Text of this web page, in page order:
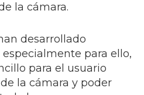
la cámara.
desarrollado
para ello,
para el usuario
la cámara y poder